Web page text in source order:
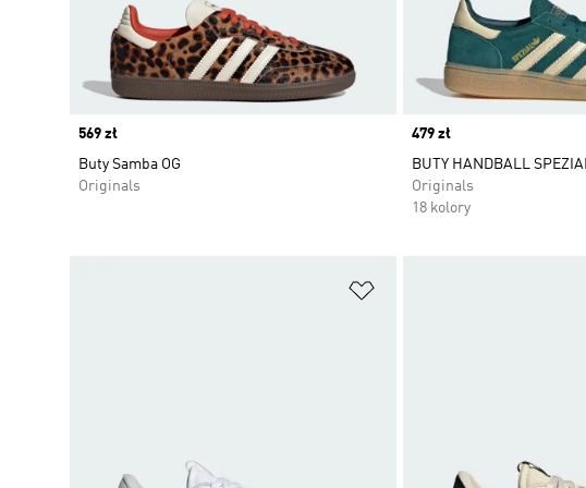
Price
569 zł
Buty Samba OG
Originals
Price
479 zł
BUTY HANDBALL SPEZIAL
Originals
18 kolory